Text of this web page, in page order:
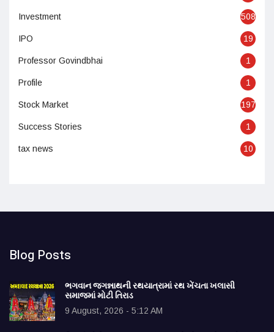
Investment 508
IPO 19
Professor Govindbhai 1
Profile 1
Stock Market 197
Success Stories 1
tax news 10
Blog Posts
ભગવાન જગન્નાથની રથયાત્રામાં રથ ખેંચતા ખલાસી
સમાજમાં મોટી તિરાડ
9 August, 2026 - 5:12 AM